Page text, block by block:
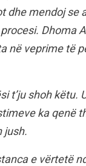
dhe mendoj se
Dhoma
në veprime të
t’ju shoh këtu.
ka qenë
jush.
e vërtetë